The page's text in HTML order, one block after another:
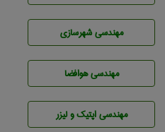
مهندسی شهرسازی
مهندسی هوافضا
مهندسی اپتیک و لیزر